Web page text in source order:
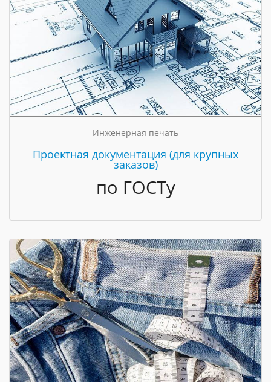
Инженерная печать
Проектная документация (для крупных
заказов)
по ГОСТу